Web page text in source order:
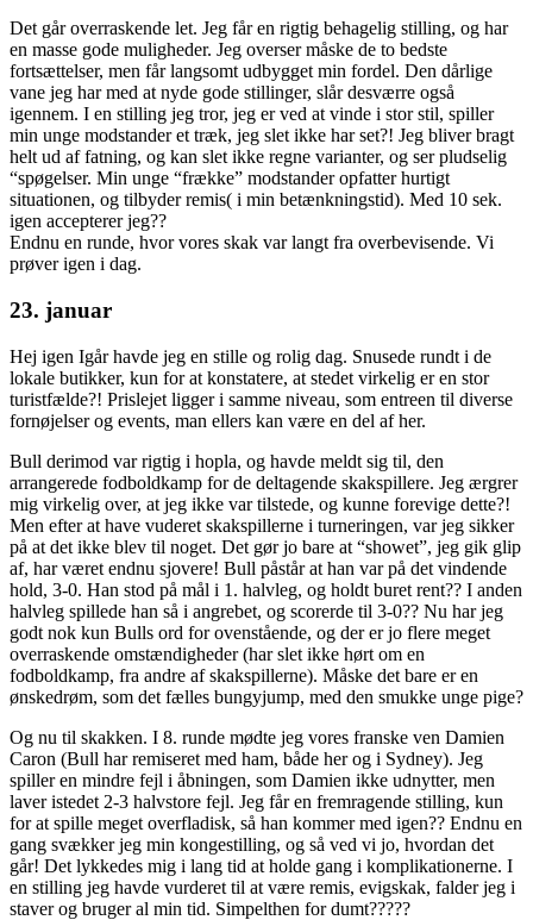
Det går overraskende let. Jeg får en rigtig behagelig stilling, og har
en masse gode muligheder. Jeg overser måske de to bedste
fortsættelser, men får langsomt udbygget min fordel. Den dårlige
vane jeg har med at nyde gode stillinger, slår desværre også
igennem. I en stilling jeg tror, jeg er ved at vinde i stor stil, spiller
min unge modstander et træk, jeg slet ikke har set?! Jeg bliver bragt
helt ud af fatning, og kan slet ikke regne varianter, og ser pludselig
“spøgelser. Min unge “frække” modstander opfatter hurtigt
situationen, og tilbyder remis( i min betænkningstid). Med 10 sek.
igen accepterer jeg??
Endnu en runde, hvor vores skak var langt fra overbevisende. Vi
prøver igen i dag.
23. januar
Hej igen Igår havde jeg en stille og rolig dag. Snusede rundt i de
lokale butikker, kun for at konstatere, at stedet virkelig er en stor
turistfælde?! Prislejet ligger i samme niveau, som entreen til diverse
fornøjelser og events, man ellers kan være en del af her.
Bull derimod var rigtig i hopla, og havde meldt sig til, den
arrangerede fodboldkamp for de deltagende skakspillere. Jeg ærgrer
mig virkelig over, at jeg ikke var tilstede, og kunne forevige dette?!
Men efter at have vuderet skakspillerne i turneringen, var jeg sikker
på at det ikke blev til noget. Det gør jo bare at “showet”, jeg gik glip
af, har været endnu sjovere! Bull påstår at han var på det vindende
hold, 3-0. Han stod på mål i 1. halvleg, og holdt buret rent?? I anden
halvleg spillede han så i angrebet, og scorerde til 3-0?? Nu har jeg
godt nok kun Bulls ord for ovenstående, og der er jo flere meget
overraskende omstændigheder (har slet ikke hørt om en
fodboldkamp, fra andre af skakspillerne). Måske det bare er en
ønskedrøm, som det fælles bungyjump, med den smukke unge pige?
Og nu til skakken. I 8. runde mødte jeg vores franske ven Damien
Caron (Bull har remiseret med ham, både her og i Sydney). Jeg
spiller en mindre fejl i åbningen, som Damien ikke udnytter, men
laver istedet 2-3 halvstore fejl. Jeg får en fremragende stilling, kun
for at spille meget overfladisk, så han kommer med igen?? Endnu en
gang svækker jeg min kongestilling, og så ved vi jo, hvordan det
går! Det lykkedes mig i lang tid at holde gang i komplikationerne. I
en stilling jeg havde vurderet til at være remis, evigskak, falder jeg i
staver og bruger al min tid. Simpelthen for dumt?????